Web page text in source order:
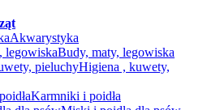
Akwarystyka
Budy, maty, legowiska
Higiena , kuwety,
Karmniki i poidła